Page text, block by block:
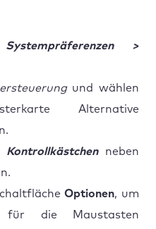
Systempräferenzen >
und wählen
Alternative
Kontrollkästchen
neben
Optionen, um
für die Maustasten